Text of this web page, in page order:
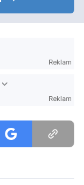
Reklam
Reklam